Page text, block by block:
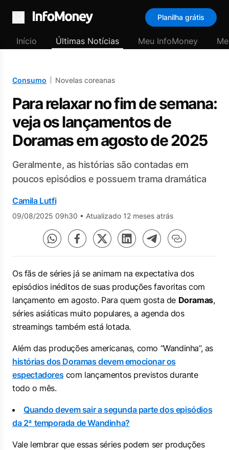
Menu
Planilha grátis
Início Últimas Notícias Meu InfoMoney
Consumo Novelas coreanas
Para relaxar no fim de semana:
veja os lançamentos de
Doramas em agosto de 2025
Geralmente, as histórias são contadas em
poucos episódios e possuem trama dramática
Camila Lutfi
09/08/2025 09h30 • Atualizado 12 meses atrás
Os fãs de séries já se animam na expectativa dos
episódios inéditos de suas produções favoritas com
lançamento em agosto. Para quem gosta de Doramas,
séries asiáticas muito populares, a agenda dos
streamings também está lotada.
Além das produções americanas, como “Wandinha”, as
histórias dos Doramas devem emocionar os
espectadorescom lançamentos previstos durante
todo o mês.
Quando devem sair a segunda parte dos episódios
da 2ª temporada de Wandinha?
Vale lembrar que essas séries podem ser produções